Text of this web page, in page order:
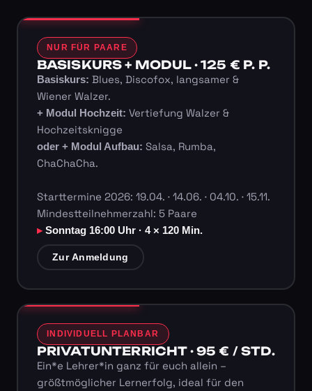
NUR FÜR PAARE
BASISKURS + MODUL · 125 € P. P.
Basiskurs: Blues, Discofox, langsamer &
Wiener Walzer.
+ Modul Hochzeit: Vertiefung Walzer &
Hochzeitsknigge
oder + Modul Aufbau: Salsa, Rumba,
ChaChaCha.
Starttermine 2026: 19.04. · 14.06. · 04.10. · 15.11.
Mindestteilnehmerzahl: 5 Paare
Sonntag 16:00 Uhr · 4 × 120 Min.
Zur Anmeldung
INDIVIDUELL PLANBAR
PRIVATUNTERRICHT · 95 € / STD.
Ein*e Lehrer*in ganz für euch allein –
größtmöglicher Lernerfolg, ideal für den